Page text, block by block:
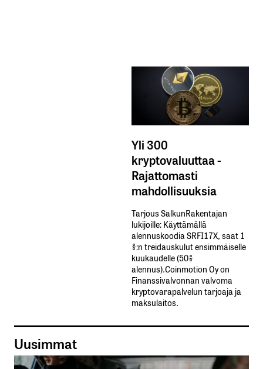
Yli 300
kryptovaluuttaa -
Rajattomasti
mahdollisuuksia
Tarjous SalkunRakentajan
lukijoille: Käyttämällä​ ​
alennuskoodia​ ​SRFI17X,​ ​saat​ ​1
%:n treidauskulut​ ​ensimmäiselle​ ​
kuukaudelle​ ​(50%​ ​
alennus).Coinmotion Oy on
Finanssivalvonnan valvoma
kryptovarapalvelun tarjoaja ja
maksulaitos.
Uusimmat